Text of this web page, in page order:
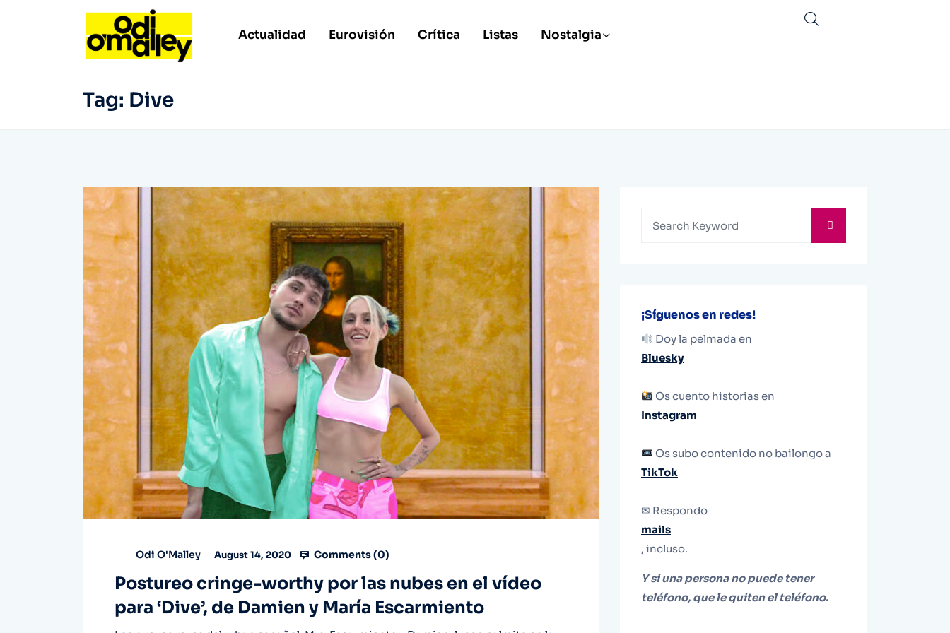
Actualidad Eurovisión Crítica Listas Nostalgia
Tag: Dive
Odi O'Malley August 14, 2020 Comments (0)
Postureo cringe-worthy por las nubes en el vídeo
para ‘Dive’, de Damien y María Escarmiento
¡Síguenos en redes!
Doy la pelmada en
Bluesky
Os cuento historias en
Instagram
Os subo contenido no bailongo a
TikTok
✉ Respondo
mails
, incluso.
Y si una persona no puede tener
teléfono, que le quiten el teléfono.